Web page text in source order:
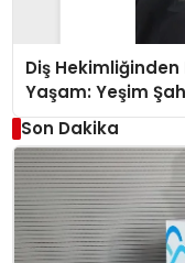
Diş
Yaşam: Yeşim
Son Dakika